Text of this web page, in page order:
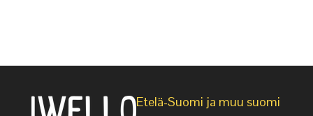
Etelä-Suomi ja muu suomi